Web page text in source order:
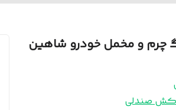
و مخمل خودرو شاهین